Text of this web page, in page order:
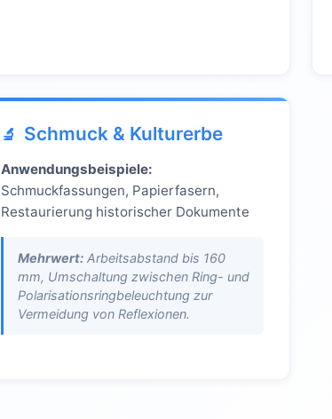
Schmuck & Kulturerbe
Anwendungsbeispiele:
Schmuckfassungen, Papierfasern,
Restaurierung historischer Dokumente
Mehrwert:Arbeitsabstand bis 160
mm, Umschaltung zwischen Ring- und
Polarisationsringbeleuchtung zur
Vermeidung von Reflexionen.